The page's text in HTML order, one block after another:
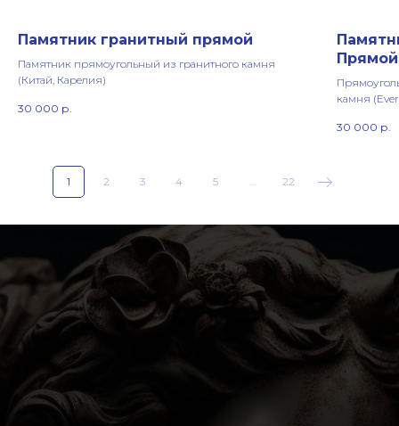
Памятник гранитный прямой
Памятник прямоугольный из гранитного камня
(Китай, Карелия)
30 000 р.
Прямой
камня
30 000 р.
1 2 3 4 5 22